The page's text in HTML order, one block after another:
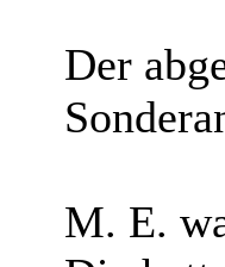
Der
M. E.